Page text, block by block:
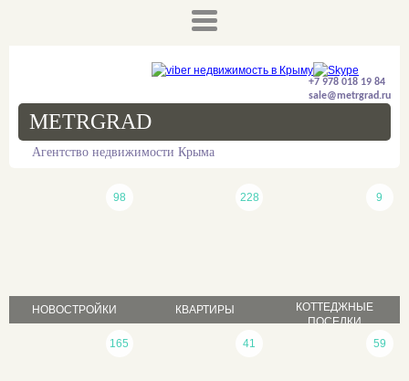
+7 978 018 19 84
sale@metrgrad.ru
METRGRAD
Агентство недвижимости Крыма
НОВОСТРОЙКИ
98
КВАРТИРЫ
228
КОТТЕДЖНЫЕ
ПОСЕЛКИ
9
165 41 59